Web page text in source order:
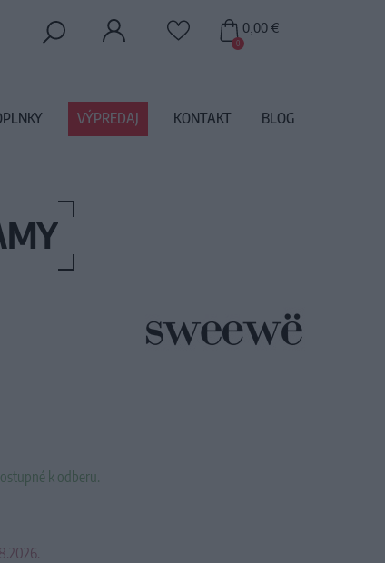
k odberu.
0
0,00 €
VÝPREDAJ KONTAKT BLOG